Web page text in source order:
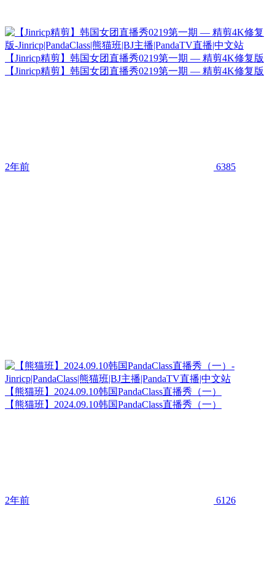
【Jinricp精剪】韩国女团直播秀0219第一期 — 精剪4K修复版
【Jinricp精剪】韩国女团直播秀0219第一期 — 精剪4K修复版
2年前 6385
【熊猫班】2024.09.10韩国PandaClass直播秀（一）
【熊猫班】2024.09.10韩国PandaClass直播秀（一）
2年前 6126